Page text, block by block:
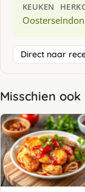
KEUKEN
Oosterse
Direct naar
Misschien